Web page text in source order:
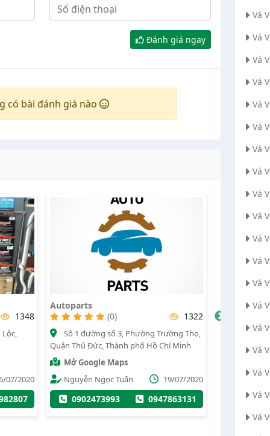
Đánh giá ngay
có bài đánh giá nào
Autoparts
(0)
1322
Số 1 đường số 3, Phường Trường Thọ,
Quận Thủ Đức, Thành phố Hồ Chí Minh
Mở Google Maps
Nguyễn Ngọc Tuấn
19/07/2020
0902473993 0947863131
C 35, Phường
phố Hồ Chí Minh
Trung vá vỏ
0332026094
Vá
Vá
Vá
Vá
Vá
Vá
Vá
Vá
Vá
Vá
Vá
Vá
Vá
Vá
Vá
Vá
Vá
Vá
Vá